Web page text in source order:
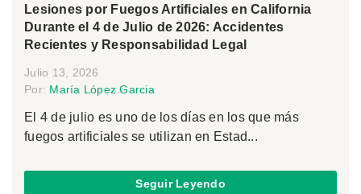
Lesiones por Fuegos Artificiales en California
Durante el 4 de Julio de 2026: Accidentes
Recientes y Responsabilidad Legal
Julio 13, 2026
Por: María López Garcia
El 4 de julio es uno de los días en los que más
fuegos artificiales se utilizan en Estad...
Seguir Leyendo